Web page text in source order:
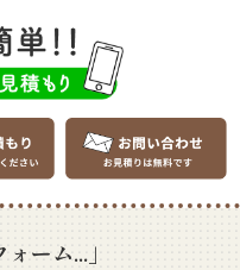
ーム...」